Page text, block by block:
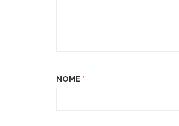
NOME *